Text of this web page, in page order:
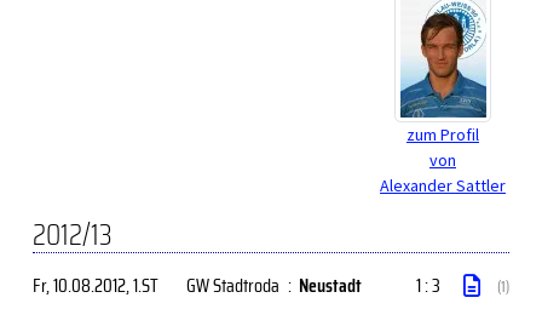
zum Profil
von
Alexander Sattler
2012/13
Fr, 10.08.2012, 1.ST GW Stadtroda : Neustadt 1 : 3 (1)